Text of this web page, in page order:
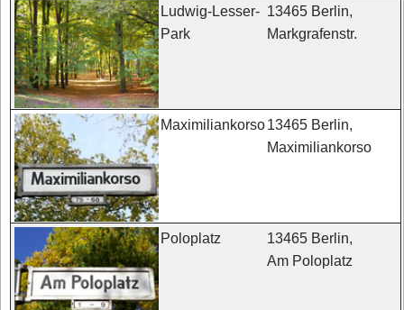
Ludwig-Lesser-
Park
13465 Berlin,
Markgrafenstr.
Maximiliankorso13465 Berlin,
Maximiliankorso
Poloplatz
13465 Berlin,
Am Poloplatz